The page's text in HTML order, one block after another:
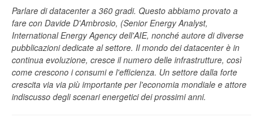
Parlare di datacenter a 360 gradi. Questo abbiamo provato a
fare con Davide D'Ambrosio, (Senior Energy Analyst,
International Energy Agency dell'AIE, nonché autore di diverse
pubblicazioni dedicate al settore. Il mondo dei datacenter è in
continua evoluzione, cresce il numero delle infrastrutture, così
come crescono i consumi e l'efficienza. Un settore dalla forte
crescita via via più importante per l'economia mondiale e attore
indiscusso degli scenari energetici dei prossimi anni.